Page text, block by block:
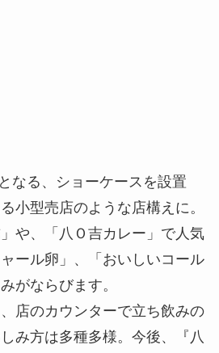
なる、ショーケースを設置
小型売店のような店構えに。
」や、「八Ｏ吉カレー」で人気
ール卵」、「おいしいコール
がならびます。
店のカウンターで立ち飲みの
み方は多種多様。今後、『八